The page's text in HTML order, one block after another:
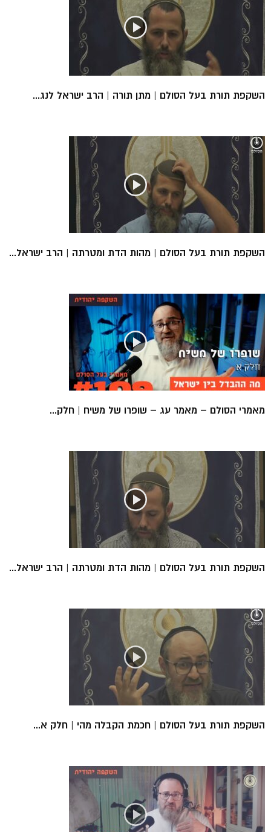
השקפת תורת בעל הסולם | מתן תורה | הרב ישראל לנג...
השקפת תורת בעל הסולם | מהות הדת ומטרתה | הרב ישראל...
מאמרי הסולם – מאמר עג – שופרו של משיח | חלק...
השקפת תורת בעל הסולם | מהות הדת ומטרתה | הרב ישראל...
השקפת תורת בעל הסולם | חכמת הקבלה מהי | חלק א...